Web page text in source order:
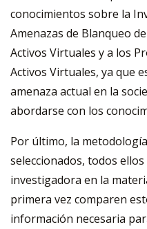
conocimientos sobre la
Amenazas de Blanqueo
Activos Virtuales y a los
Activos Virtuales, ya que
amenaza actual en la
abordarse con los
Por último, la
seleccionados, todos
investigadora en la
primera vez comparen
información necesaria